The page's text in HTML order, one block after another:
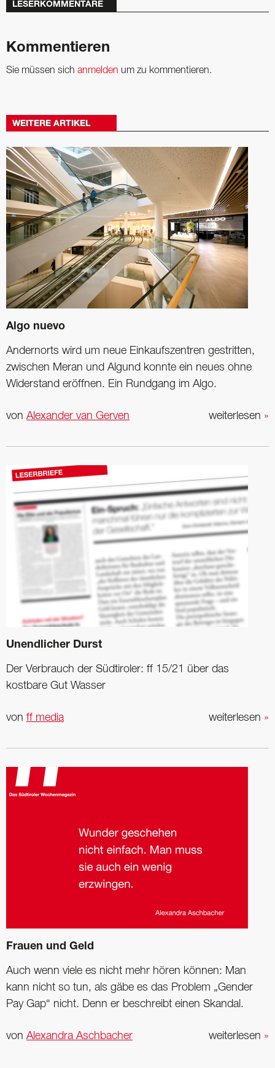
LESERKOMMENTARE
Kommentieren
Sie müssen sich anmelden um zu kommentieren.
WEITERE ARTIKEL
Algo nuevo
Andernorts wird um neue Einkaufszentren gestritten,
zwischen Meran und Algund konnte ein neues ohne
Widerstand eröffnen. Ein Rundgang im Algo.
weiterlesen »
von Alexander van Gerven
Unendlicher Durst
Der Verbrauch der Südtiroler: ff 15/21 über das
kostbare Gut Wasser
weiterlesen »
von ff media
Frauen und Geld
Auch wenn viele es nicht mehr hören können: Man
kann nicht so tun, als gäbe es das ­Problem „Gender
Pay Gap“ nicht. Denn er beschreibt einen Skandal.
weiterlesen »
von Alexandra Aschbacher